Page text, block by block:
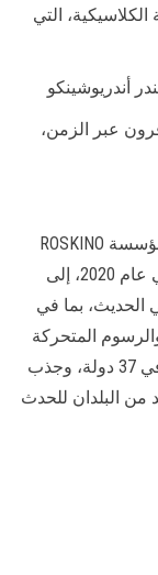
التي
عبر الزمن،
يهدف مهرجان الفيلم الروسي، الذي أطلقته مؤسسة ROSKINO
بدعم من وزارة الثقافة في الاتحاد الروسي في عام 2020، إلى
الحديث، بما في
المتحركة
والأفلام الوثائقية. منذ إنشائه، أقيم المهرجان في 37 دولة، وجذب
من البلدان للحدث